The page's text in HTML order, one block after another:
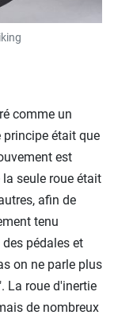
comme un
était que
est
seule roue était
afin de
tenu
pédales et
on ne parle plus
La roue d'inertie
de nombreux